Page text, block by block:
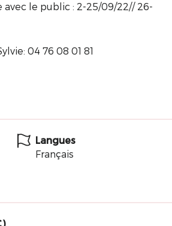
le public : 2-25/09/22// 26-
04 76 08 01 81
Langues
Français